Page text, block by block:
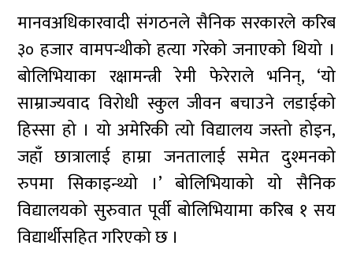
मानवअधिकारवादी संगठनले सैनिक सरकारले करिब
३० हजार वामपन्थीको हत्या गरेको जनाएको थियो ।
बोलिभियाका रक्षामन्त्री रेमी फेरेराले भनिन्, ‘यो
साम्राज्यवाद विरोधी स्कुल जीवन बचाउने लडाईको
हिस्सा हो । यो अमेरिकी त्यो विद्यालय जस्तो होइन,
जहाँ छात्रालाई हाम्रा जनतालाई समेत दुश्मनको
रुपमा सिकाइन्थ्यो ।’ बोलिभियाको यो सैनिक
विद्यालयको सुरुवात पूर्वी बोलिभियामा करिब १ सय
विद्यार्थीसहित गरिएको छ ।